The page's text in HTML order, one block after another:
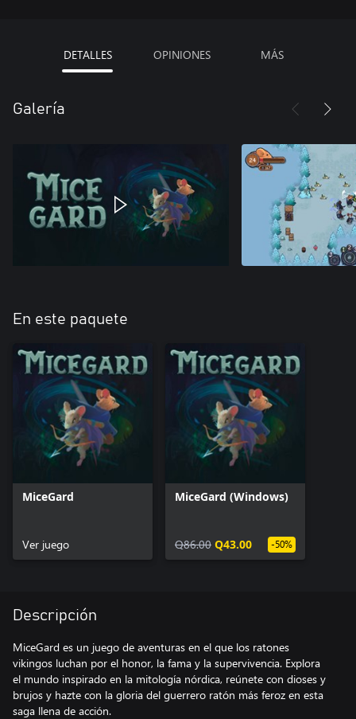
DETALLES OPINIONES MÁS
Galería
En este paquete
MiceGard
Ver juego
MiceGard (Windows)
Q86.00 Q43.00 -50%
Descripción
MiceGard es un juego de aventuras en el que los ratones
vikingos luchan por el honor, la fama y la supervivencia. Explora
el mundo inspirado en la mitología nórdica, reúnete con dioses y
brujos y hazte con la gloria del guerrero ratón más feroz en esta
saga llena de acción.